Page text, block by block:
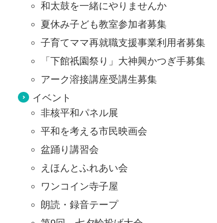
和太鼓を一緒にやりませんか
夏休み子ども教室参加者募集
子育てママ再就職支援事業利用者募集
「下館祇園祭り」大神興かつぎ手募集
アーク溶接講座受講生募集
イベント
非核平和パネル展
平和を考える市民映画会
盆踊り講習会
えほんとふれあい会
ワンコイン寺子屋
朗読・録音テープ